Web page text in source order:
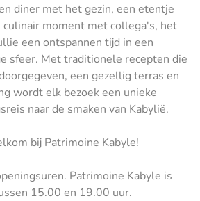
diner met het gezin, een etentje
moment met collega's, het
een ontspannen tijd in een
sfeer. Met traditionele recepten die
een gezellig terras en
wordt elk bezoek een unieke
naar de smaken van Kabylië.
bij Patrimoine Kabyle!
Patrimoine Kabyle is
15.00 en 19.00 uur.